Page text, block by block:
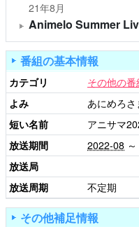
21年8月
Animelo Summer
番組の基本情報
カテゴリ
その他の番
よみ
あにめろ
短い名前
アニサマ
放送期間
2022-08 ～
放送局
放送周期
不定期
その他補足情報